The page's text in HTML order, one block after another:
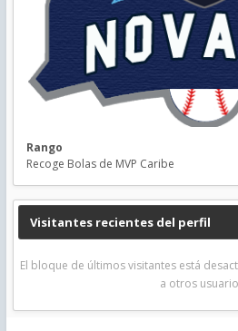
Rango
Recoge Bolas de MVP Caribe
Visitantes recientes del perfil
El bloque de últimos visitantes está
a otros